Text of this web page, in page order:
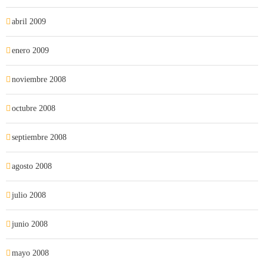
abril 2009
enero 2009
noviembre 2008
octubre 2008
septiembre 2008
agosto 2008
julio 2008
junio 2008
mayo 2008